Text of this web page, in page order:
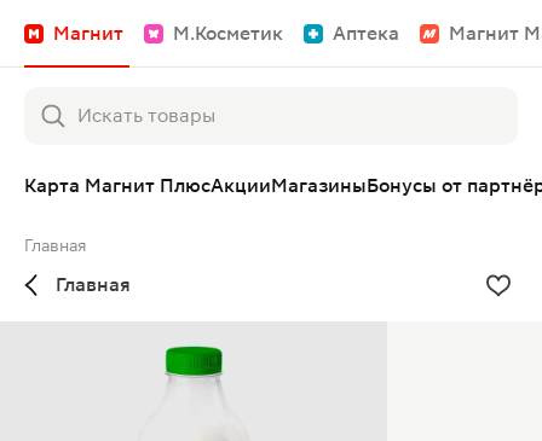
Магнит М.Косметик Аптека Магнит
Карта Магнит ПлюсАкцииМагазиныБонусы от
Главная
Главная